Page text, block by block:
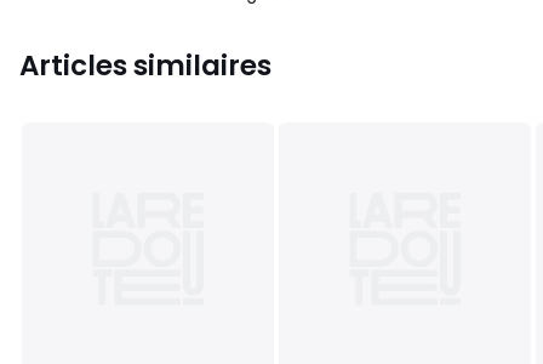
Articles similaires